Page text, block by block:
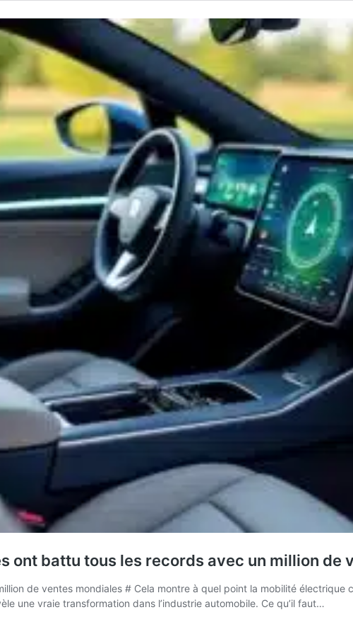
ont battu tous les records avec un million de
de ventes mondiales # Cela montre à quel point la mobilité électrique
une vraie transformation dans l’industrie automobile. Ce qu’il faut…